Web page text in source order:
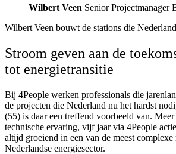
Wilbert Veen Senior Projectmanager
Wilbert Veen bouwt de stations die
Stroom geven aan de
tot energietransitie
Bij 4People werken professionals die
de projecten die Nederland nu het hardst
(55) is daar een treffend voorbeeld van.
technische ervaring, vijf jaar via 4People
altijd groeiend in een van de meest
Nederlandse energiesector.